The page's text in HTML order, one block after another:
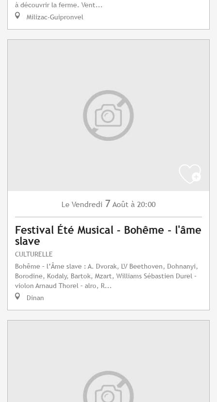
à découvrir la ferme. Vent...
Milizac-Guipronvel
Le Vendredi 7 Août à 20:00
Festival Été Musical - Bohême - l'âme
slave
CULTURELLE
Bohême – l’Âme slave : A. Dvorak, LV Beethoven, Dohnanyi,
Borodine, Kodaly, Bartok, Mzart, Williams Sébastien Durel –
violon Arnaud Thorel – alro, R...
Dinan